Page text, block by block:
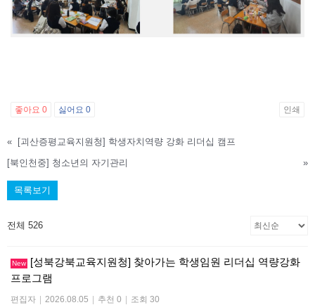
좋아요 0 싫어요 0 인쇄
«
[괴산증평교육지원청] 학생자치역량 강화 리더십 캠프
[북인천중] 청소년의 자기관리
»
목록보기
전체 526
New
[성북강북교육지원청] 찾아가는 학생임원 리더십 역량강화
프로그램
편집자 2026.08.05 추천 0 조회 30